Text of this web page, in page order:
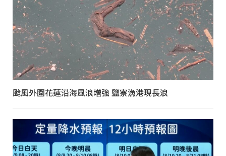
颱風外圍花蓮沿海風浪增強 鹽寮漁港現長浪